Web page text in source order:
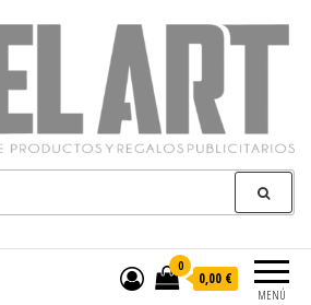
Especialistas en textil publicitario y regalos
personalizados en móstoles
MENÚ
0
0,00 €